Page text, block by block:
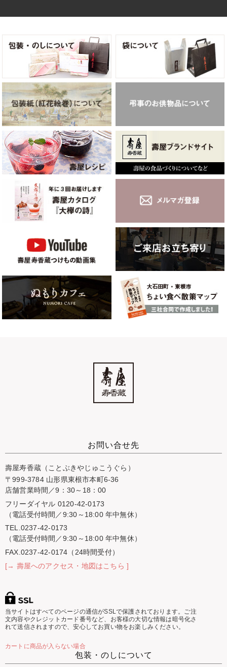
お問い合せ先
壽屋寿香蔵（ことぶきやじゅこうぐら）
〒999-3784 山形県東根市本町6-36
店舗営業時間／9：30～18：00
フリーダイヤル 0120-42-0173
（電話受付時間／9:30～18:00 年中無休）
TEL.0237-42-0173
（電話受付時間／9:30～18:00 年中無休）
FAX.0237-42-0174（24時間受付）
[→ 壽屋へのアクセス・地図はこちら ]
当サイトはすべてのページの通信がSSLで保護されております。ご注
文内容やクレジットカード番号など、お客様の大切な情報は暗号化さ
れて送信されますので、安心してお買い物をお楽しみください。
カートに商品が入らない場合
包装・のしについて